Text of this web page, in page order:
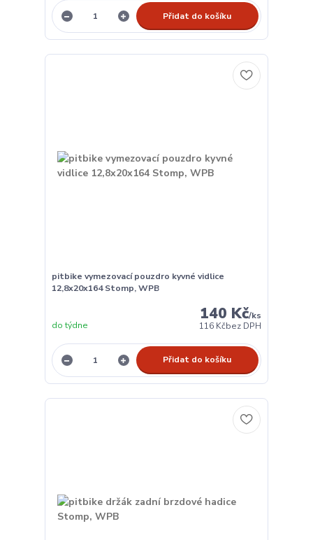
Přidat do košíku
pitbike vymezovací pouzdro kyvné vidlice
12,8x20x164 Stomp, WPB
140 Kč/ks
116 Kčbez DPH
do týdne
Přidat do košíku